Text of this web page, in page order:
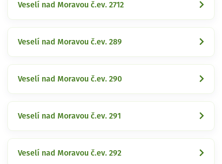
Veselí nad Moravou č.ev. 2712
Veselí nad Moravou č.ev. 289
Veselí nad Moravou č.ev. 290
Veselí nad Moravou č.ev. 291
Veselí nad Moravou č.ev. 292